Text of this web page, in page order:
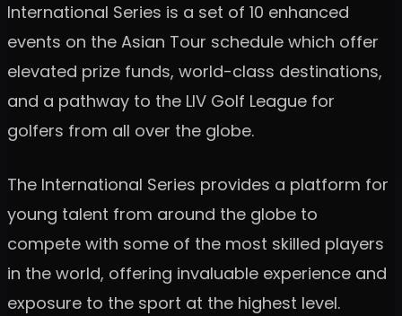
International Series is a set of 10 enhanced
events on the Asian Tour schedule which offer
elevated prize funds, world-class destinations,
and a pathway to the LIV Golf League for
golfers from all over the globe.
The International Series provides a platform for
young talent from around the globe to
compete with some of the most skilled players
in the world, offering invaluable experience and
exposure to the sport at the highest level.